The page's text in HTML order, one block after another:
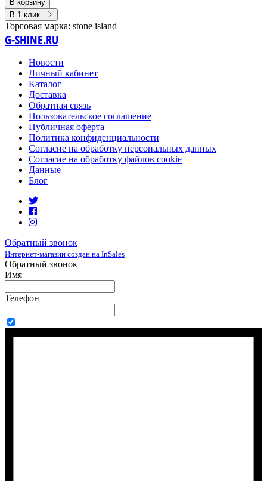
В корзину
В 1 клик
Торговая марка: stone island
G-SHINE.RU
Новости
Личный кабинет
Каталог
Доставка
Обратная связь
Пользовательское соглашение
Публичная оферта
Политика конфиденциальности
Согласие на обработку персональных данных
Согласие на обработку файлов cookie
Данные
Блог
Обратный звонок
Интернет-магазин создан на InSales
Обратный звонок
Имя
Телефон